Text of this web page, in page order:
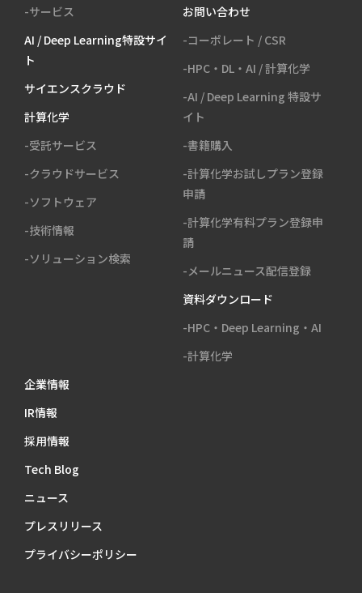
-サービス
AI / Deep Learning特設サイ
ト
サイエンスクラウド
計算化学
-受託サービス
-クラウドサービス
-ソフトウェア
-技術情報
-ソリューション検索
お問い合わせ
-コーポレート / CSR
-HPC・DL・AI / 計算化学
-AI / Deep Learning 特設サ
イト
-書籍購入
-計算化学お試しプラン登録
申請
-計算化学有料プラン登録申
請
-メールニュース配信登録
資料ダウンロード
-HPC・Deep Learning・AI
-計算化学
企業情報
IR情報
採用情報
Tech Blog
ニュース
プレスリリース
プライバシーポリシー